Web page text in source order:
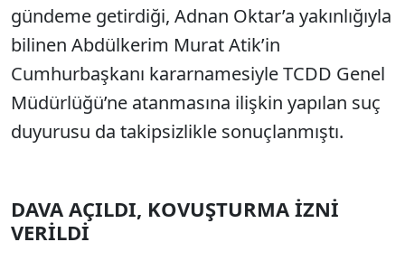
gündeme getirdiği, Adnan Oktar’a yakınlığıyla
bilinen Abdülkerim Murat Atik’in
Cumhurbaşkanı kararnamesiyle TCDD Genel
Müdürlüğü’ne atanmasına ilişkin yapılan suç
duyurusu da takipsizlikle sonuçlanmıştı.
DAVA AÇILDI, KOVUŞTURMA İZNİ
VERİLDİ